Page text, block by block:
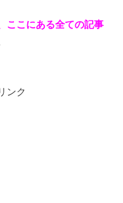
ここにある全ての記事
ンク